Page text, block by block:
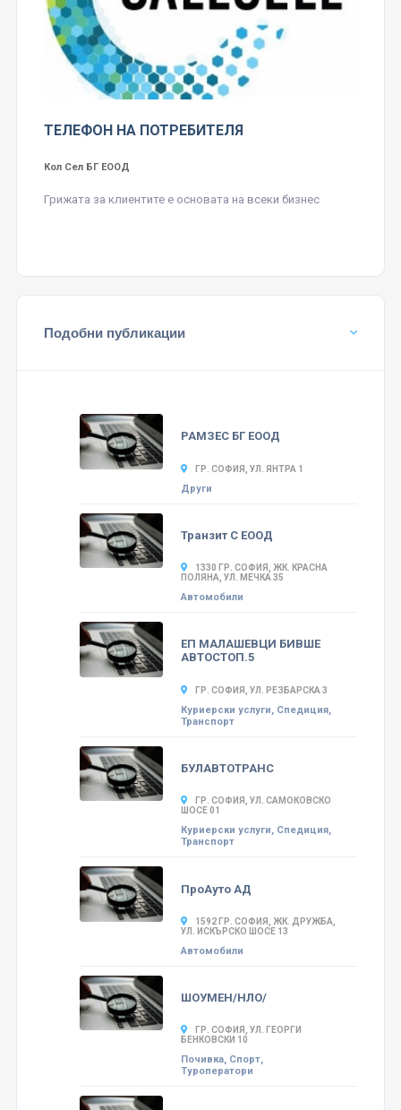
ТЕЛЕФОН НА ПОТРЕБИТЕЛЯ
Кол Сел БГ ЕООД
Грижата за клиентите е основата на всеки бизнес
Подобни публикации
РАМЗЕС БГ ЕООД
ГР. СОФИЯ, УЛ. ЯНТРА 1
Други
Транзит С ЕООД
1330 ГР. СОФИЯ, ЖК. КРАСНА
ПОЛЯНА, УЛ. МЕЧКА 35
Автомобили
ЕП МАЛАШЕВЦИ БИВШЕ
АВТОСТОП.5
ГР. СОФИЯ, УЛ. РЕЗБАРСКА 3
Куриерски услуги, Спедиция,
Транспорт
БУЛАВТОТРАНС
ГР. СОФИЯ, УЛ. САМОКОВСКО
ШОСЕ 01
Куриерски услуги, Спедиция,
Транспорт
ПроАуто АД
1592 ГР. СОФИЯ, ЖК. ДРУЖБА,
УЛ. ИСКЪРСКО ШОСЕ 13
Автомобили
ШОУМЕН/НЛО/
ГР. СОФИЯ, УЛ. ГЕОРГИ
БЕНКОВСКИ 10
Почивка, Спорт,
Туроператори